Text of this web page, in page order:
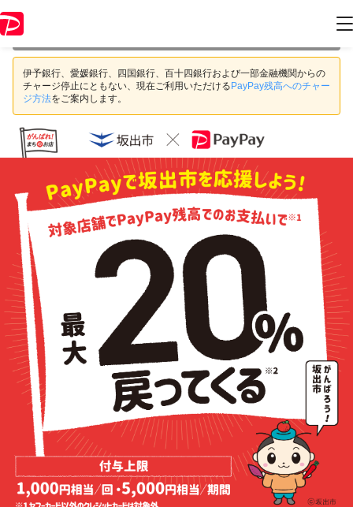
の情報はキャンペーン終了時点のものになります。
伊予銀行、愛媛銀行、四国銀行、百十四銀行および一部金融機関からの
チャージ停止にともない、現在ご利用いただける PayPay残高へのチャー
ジ方法をご案内します。